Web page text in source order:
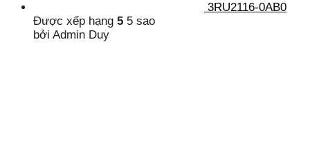
3RU2116-0AB0
Được xếp hạng 5 5 sao
bởi Admin Duy